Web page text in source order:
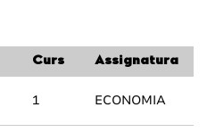
Curs Assignatura
1 ECONOMIA